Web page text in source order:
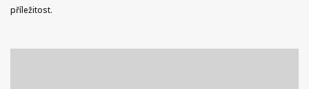
příležitost.